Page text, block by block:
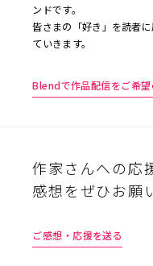
ンドです。
皆さまの「好き」を読者
ていきます。
Blendで作品配信をご希望
作家さんへの応
感想をぜひお願
ご感想・応援を送る